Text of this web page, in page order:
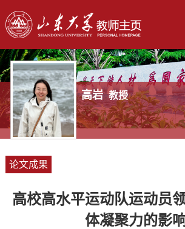
高岩 教授
论文成果
高校高水平运动队运动员
体凝聚力的影